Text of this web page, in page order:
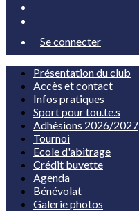
Se connecter
Présentation du club
Accès et contact
Infos pratiques
Sport pour tou.te.s
Adhésions 2026/2027
Tournoi
Ecole d'abitrage
Crédit buvette
Agenda
Bénévolat
Galerie photos